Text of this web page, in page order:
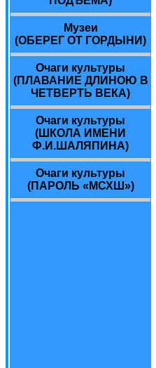
Музеи
(ОБЕРЕГ ОТ ГОРДЫНИ)
Очаги культуры
(ПЛАВАНИЕ ДЛИНОЮ В
ЧЕТВЕРТЬ ВЕКА)
Очаги культуры
(ШКОЛА ИМЕНИ
Ф.И.ШАЛЯПИНА)
Очаги культуры
(ПАРОЛЬ «МСХШ»)